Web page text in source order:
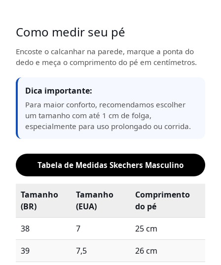
Como medir seu pé
Encoste o calcanhar na parede, marque a ponta do
dedo e meça o comprimento do pé em centímetros.
Dica importante:
Para maior conforto, recomendamos escolher
um tamanho com até 1 cm de folga,
especialmente para uso prolongado ou corrida.
Tabela de Medidas Skechers Masculino
Tamanho
(BR)
Tamanho
(EUA)
Comprimento
do pé
38 7 25 cm
39 7,5 26 cm